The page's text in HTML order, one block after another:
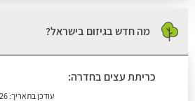
מה חדש בגיזום בישראל?
כריתת עצים בחדרה:
עודכן בתאריך:26/